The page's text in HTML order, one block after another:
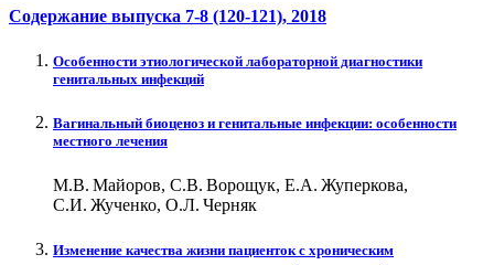
Содержание выпуска 7-8 (120-121), 2018
Особенности этиологической лабораторной диагностики
генитальных инфекций
Вагинальный биоценоз и генитальные инфекции: особенности
местного лечения
М.В. Майоров, С.В. Ворощук, Е.А. Жуперкова,
С.И. Жученко, О.Л. Черняк
Изменение качества жизни пациенток с хроническим